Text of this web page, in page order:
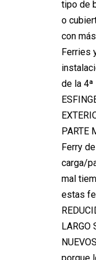
tipo de
o
con
Ferries
de la
PARTE
Ferry
carga/
mal
estas
LARGO
porque